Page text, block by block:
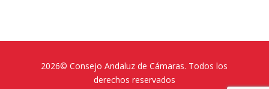
2026© Consejo Andaluz de Cámaras. Todos los
derechos reservados